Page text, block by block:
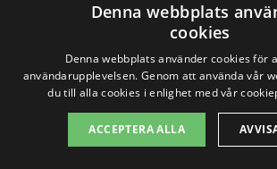
Att hitta rätt trädgårdshjälp i
kan göra stor skillnad för din
Men ibland kan det vara en
överväga hjälp från
att få ett bredare utbud av
Denna webbplats
cookies
Denna webbplats använder cookies för
användarupplevelsen. Genom att använda vår
du till alla cookies i enlighet med vår
ACCEPTERA ALLA